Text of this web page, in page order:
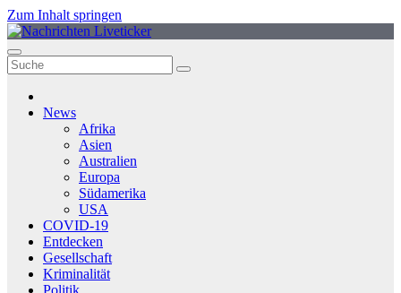
Zum Inhalt springen
News
Afrika
Asien
Australien
Europa
Südamerika
USA
COVID-19
Entdecken
Gesellschaft
Kriminalität
Politik